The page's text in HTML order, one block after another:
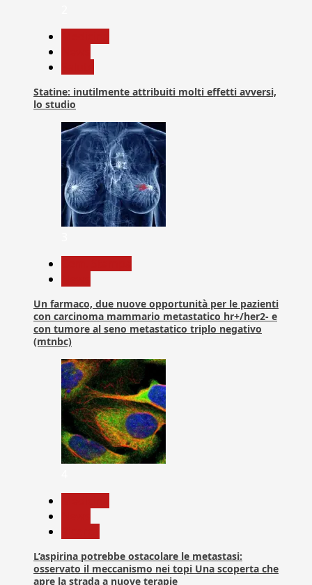
Statine: inutilmente attribuiti molti effetti avversi,
lo studio
Un farmaco, due nuove opportunità per le pazienti
con carcinoma mammario metastatico hr+/her2- e
con tumore al seno metastatico triplo negativo
(mtnbc)
L’aspirina potrebbe ostacolare le metastasi:
osservato il meccanismo nei topi Una scoperta che
apre la strada a nuove terapie